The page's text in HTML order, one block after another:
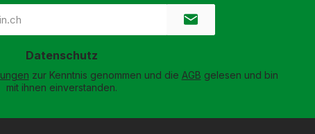
Datenschutz
zur Kenntnis genommen und die AGB gelesen und bin
mit ihnen einverstanden.